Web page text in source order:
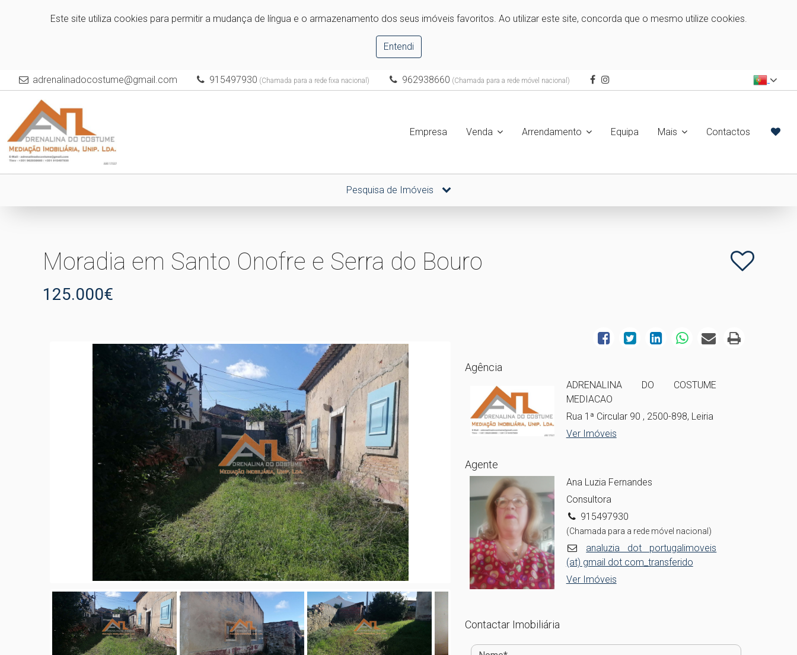
Este site utiliza cookies para permitir a mudança de língua e o armazenamento dos seus imóveis favoritos. Ao utilizar este site, concorda que o mesmo utilize cookies.
Entendi
adrenalinadocostume@gmail.com 915497930 (Chamada para a rede fixa nacional) 962938660 (Chamada para a rede móvel nacional)
Empresa Venda Arrendamento Equipa Mais Contactos
Pesquisa de Imóveis
Moradia em Santo Onofre e Serra do Bouro
125.000€
Agência
ADRENALINA DO COSTUME
MEDIACAO
Rua 1ª Circular 90 , 2500-898, Leiria
Ver Imóveis
Agente
Ana Luzia Fernandes
Consultora
915497930
(Chamada para a rede móvel nacional)
analuzia dot portugalimoveis
(at) gmail dot com_transferido
Ver Imóveis
Contactar Imobiliária